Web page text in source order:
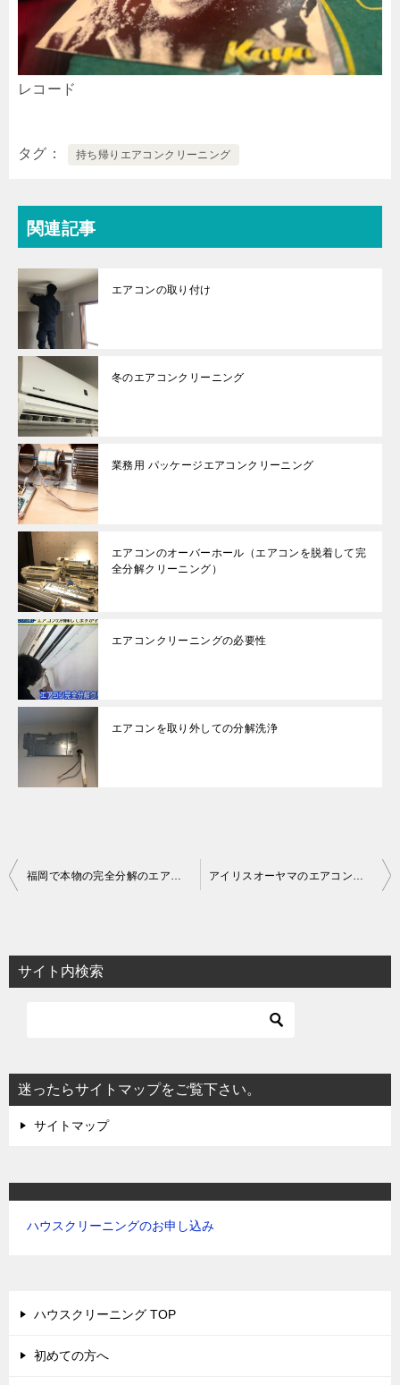
レコード
タグ 持ち帰りエアコンクリーニング
関連記事
エアコンの取り付け
冬のエアコンクリーニング
業務用 パッケージエアコンクリーニング
エアコンのオーバーホール（エアコンを脱着して完
全分解クリーニング）
エアコンクリーニングの必要性
エアコンを取り外しての分解洗浄
投
ビ
ゲ
ョ
ン
福岡で本物の完全分解のエアコンクリーニング アイリスオーヤマのエアコンクリーニング
サイト内検索
迷ったらサイトマップをご覧下さい。
サイトマップ
ハウスクリーニングのお申し込み
ハウスクリーニング TOP
初めての方へ